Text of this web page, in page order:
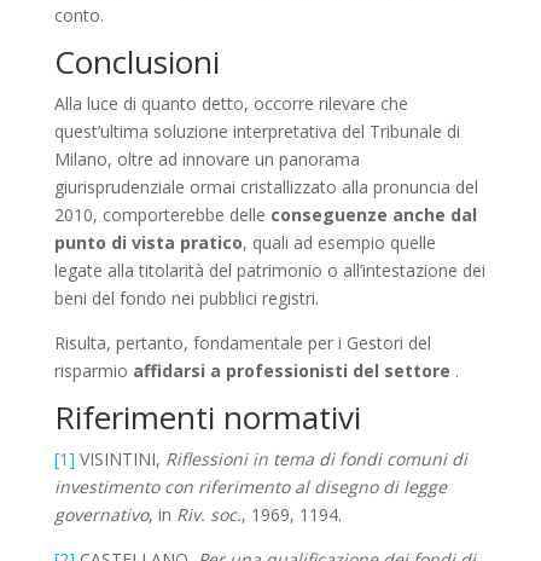
conto.
Conclusioni
Alla luce di quanto detto, occorre rilevare che
quest’ultima soluzione interpretativa del Tribunale di
Milano, oltre ad innovare un panorama
giurisprudenziale ormai cristallizzato alla pronuncia del
2010, comporterebbe delle conseguenze anche dal
punto di vista pratico, quali ad esempio quelle
legate alla titolarità del patrimonio o all’intestazione dei
beni del fondo nei pubblici registri.
Risulta, pertanto, fondamentale per i Gestori del
risparmio affidarsi a professionisti del settore .
Riferimenti normativi
[1] VISINTINI, Riflessioni in tema di fondi comuni di
investimento con riferimento al disegno di legge
governativo, in Riv. soc., 1969, 1194.